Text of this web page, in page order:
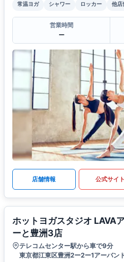
常温ヨガ
シャワー ロッカー 他店
営業時間
ー
店舗情報 公式サイト
ホットヨガスタジオ LAVA
ーと豊洲3店
テレコムセンター駅から車で9分
東京都江東区豊洲2ー2ー1アーバン